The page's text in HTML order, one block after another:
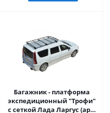
Багажник - платформа
экспедиционный "Трофи"
с сеткой Лада Ларгус (арт.